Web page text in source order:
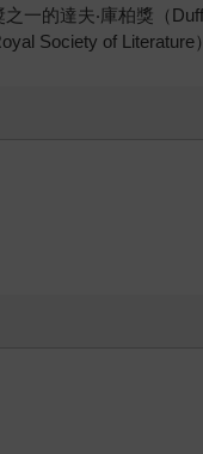
一的達夫‧庫柏獎（
Society of Literature